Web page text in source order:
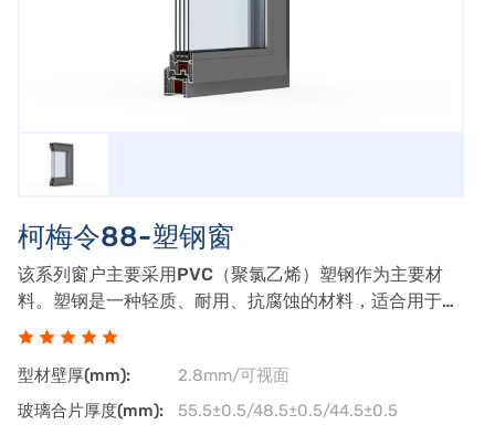
柯梅令88-塑钢窗
该系列窗户主要采用PVC（聚氯乙烯）塑钢作为主要材
料。塑钢是一种轻质、耐用、抗腐蚀的材料，适合用于门
窗制造。极窄边框设计：尽管是塑钢窗，但柯梅令88系
结构：塑钢窗通常设计有多腔室，以增强保温
型材壁厚(mm):
2.8mm/可视面
玻璃合片厚度(mm):
55.5±0.5/48.5±0.5/44.5±0.5